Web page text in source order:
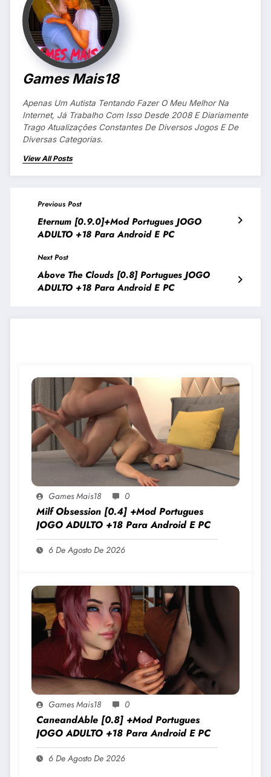
Games Mais18
Apenas Um Autista Tentando Fazer O Meu Melhor Na
Internet, Já Trabalho Com Isso Desde 2008 E Diariamente
Trago Atualizações Constantes De Diversos Jogos E De
Diversas Categorias.
View All Posts
Previous Post
Eternum [0.9.0]+Mod Portugues JOGO
ADULTO +18 Para Android E PC
Next Post
Above The Clouds [0.8] Portugues JOGO
ADULTO +18 Para Android E PC
Games Mais18 0
Milf Obsession [0.4] +Mod Portugues
JOGO ADULTO +18 Para Android E PC
6 De Agosto De 2026
Games Mais18 0
CaneandAble [0.8] +Mod Portugues
JOGO ADULTO +18 Para Android E PC
6 De Agosto De 2026